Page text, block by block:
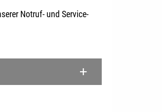
Notruf- und Service-